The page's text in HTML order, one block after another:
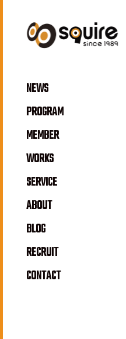
NEWS
PROGRAM
MEMBER
WORKS
SERVICE
ABOUT
BLOG
RECRUIT
CONTACT